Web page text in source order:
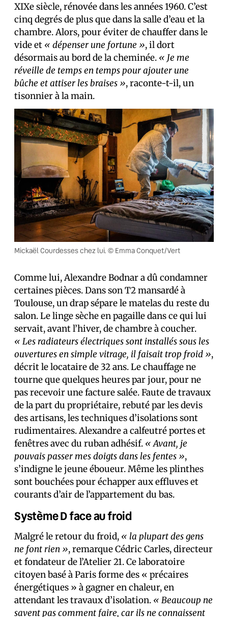
XIXe siècle, rénovée dans les années 1960. C’est
cinq degrés de plus que dans la salle d’eau et la
chambre. Alors, pour éviter de chauffer dans le
vide et « dépenser une fortune », il dort
désormais au bord de la cheminée. « Je me
réveille de temps en temps pour ajouter une
bûche et attiser les braises », raconte-t-il, un
tisonnier à la main.
Mickaël Courdesses chez lui. © Emma Conquet/Vert
Comme lui, Alexandre Bodnar a dû condamner
certaines pièces. Dans son T2 mansardé à
Toulouse, un drap sépare le matelas du reste du
salon. Le linge sèche en pagaille dans ce qui lui
servait, avant l’hiver, de chambre à coucher.
« Les radiateurs électriques sont installés sous les
ouvertures en simple vitrage, il faisait trop froid »,
décrit le locataire de 32 ans. Le chauffage ne
tourne que quelques heures par jour, pour ne
pas recevoir une facture salée. Faute de travaux
de la part du propriétaire, rebuté par les devis
des artisans, les techniques d’isolations sont
rudimentaires. Alexandre a calfeutré portes et
fenêtres avec du ruban adhésif. « Avant, je
pouvais passer mes doigts dans les fentes »,
s’indigne le jeune éboueur. Même les plinthes
sont bouchées pour échapper aux effluves et
courants d’air de l’appartement du bas.
Système D face au froid
Malgré le retour du froid, « la plupart des gens
ne font rien », remarque Cédric Carles, directeur
et fondateur de l’Atelier 21. Ce laboratoire
citoyen basé à Paris forme des « précaires
énergétiques » à gagner en chaleur, en
attendant les travaux d’isolation. « Beaucoup ne
savent pas comment faire, car ils ne connaissent